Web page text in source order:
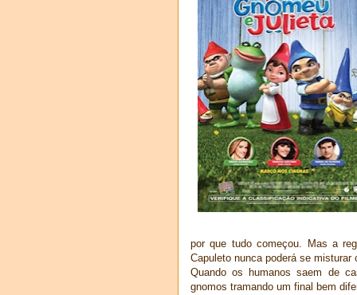
por que tudo começou. Mas a
Capuleto nunca poderá se
Quando os humanos saem de
gnomos tramando um final bem